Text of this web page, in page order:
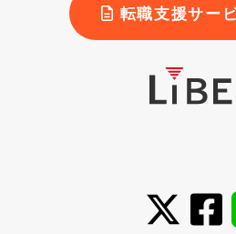
転職支援サー